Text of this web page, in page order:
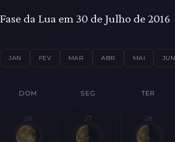
Fase da Lua em 30 de Julho de 2016
JAN FEV MAR ABR MAI JUN
DOM SEG TER
26 27 28